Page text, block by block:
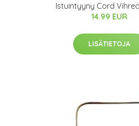
Istuintyyny Cord
14.99 EUR
LISÄTIETOJA